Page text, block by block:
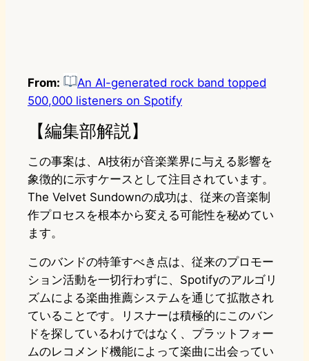
From:
An AI-generated rock band topped
500,000 listeners on Spotify
【編集部解説】
この事案は、AI技術が音楽業界に与える影響を
象徴的に示すケースとして注目されています。
The Velvet Sundownの成功は、従来の音楽制
作プロセスを根本から変える可能性を秘めてい
ます。
このバンドの特筆すべき点は、従来のプロモー
ション活動を一切行わずに、Spotifyのアルゴリ
ズムによる楽曲推薦システムを通じて拡散され
ていることです。リスナーは積極的にこのバン
ドを探しているわけではなく、プラットフォー
ムのレコメンド機能によって楽曲に出会ってい